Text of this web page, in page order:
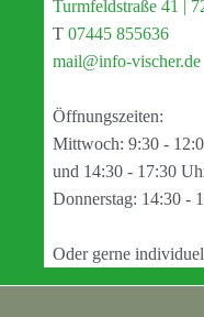
Turmfeldstraße 41 |
T 07445 855636
mail@info-vischer.de
Öffnungszeiten:
Mittwoch: 9:30 -
und 14:30 - 17:30
Donnerstag: 14:30 -
Oder gerne